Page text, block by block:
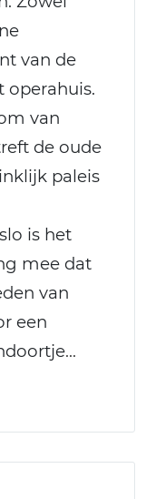
van de
operahuis.
van
de oude
paleis
is het
mee dat
van
een